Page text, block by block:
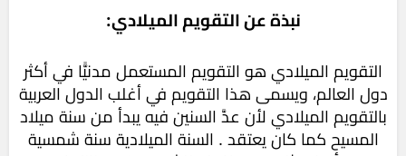
نبذة عن التقويم الميلادي:
التقويم الميلادي هو التقويم المستعمل مدنيًّا في أكثر
دول العالم، ويسمى هذا التقويم في أغلب الدول العربية
بالتقويم الميلادي لأن عدَّ السنين فيه يبدأ من سنة ميلاد
المسيح كما كان يعتقد . السنة الميلادية سنة شمسية